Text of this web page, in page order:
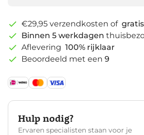
€29,95 verzendkosten of
Binnen 5 werkdagen
Aflevering 100% rijklaar
Beoordeeld met een 9
Hulp nodig?
Ervaren specialisten staan voor je